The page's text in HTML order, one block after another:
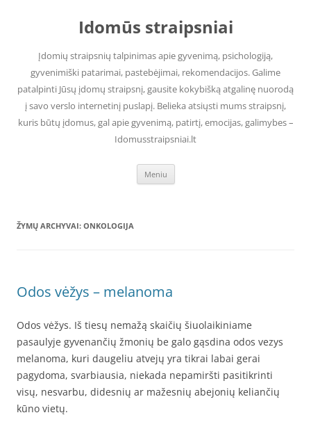
Idomūs straipsniai
Įdomių straipsnių talpinimas apie gyvenimą, psichologiją,
gyvenimiški patarimai, pastebėjimai, rekomendacijos. Galime
patalpinti Jūsų įdomų straipsnį, gausite kokybišką atgalinę nuorodą
į savo verslo internetinį puslapį. Belieka atsiųsti mums straipsnį,
kuris būtų įdomus, gal apie gyvenimą, patirtį, emocijas, galimybes –
Idomusstraipsniai.lt
Meniu
ŽYMŲ ARCHYVAI: ONKOLOGIJA
Odos vėžys – melanoma
Odos vėžys. Iš tiesų nemažą skaičių šiuolaikiniame
pasaulyje gyvenančių žmonių be galo gąsdina odos vezys
melanoma, kuri daugeliu atvejų yra tikrai labai gerai
pagydoma, svarbiausia, niekada nepamiršti pasitikrinti
visų, nesvarbu, didesnių ar mažesnių abejonių keliančių
kūno vietų.